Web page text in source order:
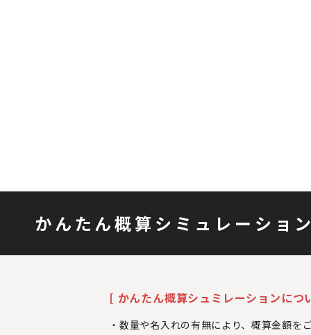
かんたん概算シミュレーショ
[ かんたん概算シュミレーションにつ
数量や名入れの有無により、概算金額を